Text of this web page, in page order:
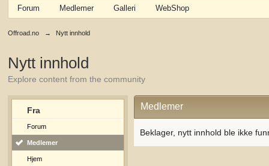
Forum Medlemer Galleri WebShop
Offroad.no → Nytt innhold
Nytt innhold
Explore content from the community
Fra
Forum
Medlemer
Hjem
Medlemer
Beklager, nytt innhold ble ikke